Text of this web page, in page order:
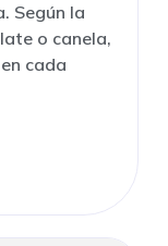
Según la
o canela,
cada